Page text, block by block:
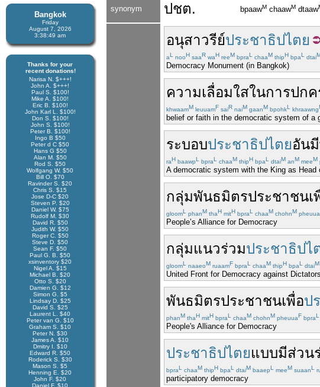
Bangkok
Friday
August 7, 2026
3:38:50 am
Thanks for your
recent donations!
Narisa N. $+++!
John A. $+++!
Paul S. $100!
Mike A. $100!
Eric B. $100!
John Karl L. $100!
Don S. $100!
John S. $100!
Peter B. $100!
Ingo B $50
Peter d C $50
Hans G $50
Alan M. $50
Rod S. $50
Wolfgang W. $50
Bill O. $70
Ravinder S. $20
Chris S. $15
Jose D-C $20
Steven P. $20
Daniel W. $75
Rudolf M. $30
David R. $50
Judith W. $50
Roger C. $50
Steve D. $50
Sean F. $50
Paul G. B. $50
xsinventory $20
Nigel A. $15
Michael B. $20
Otto S. $20
Damien G. $12
Simon G. $5
Lindsay D. $25
David S. $25
Laurent L. $40
Peter van G. $10
Graham S. $10
Peter N. $30
James A. $10
Dmitry I. $10
Edward R. $50
Roderick S. $30
Mason S. $5
Henning E. $20
John F. $20
Daniel F. $10
synonym ปชต. bpaawM chaawM dtaaw
อนุสาวรีย์ประชาธิปไตย
aL nooH saaR waH reeM bpraL chaaM thipH bpaL dtai
Democracy Monument (in Bangkok)
ความเลื่อมใสในการปกค
khwaamM leuuamF saiR naiM gaanM bpohkL khraawng
belief or faith in the democratic system of a
ระบอบประชาธิปไตยอันมี
raH baawpL bpraL chaaM thipH bpaL dtaiM anM meeM
A democratic system with the King as Head
กลุ่มพันธมิตรประชาชนเ
gloomL phanM thaH mitH bpraL chaaM chohnM pheuua
People’s Alliance for Democracy
กลุ่มแนวร่วมประชาธิปไ
gloomL naaeoM ruaamF bpraL chaaM thipH bpaL dtaiM
United Front for Democracy against
พันธมิตรประชาชนเพื่อป
phanM thaH mitH bpraL chaaM chohnM pheuuaF bpraL
People's Alliance for Democracy
ประชาธิปไตยแบบมีส่วน
bpraL chaaM thipH bpaL dtaiM baaepL meeM suaanL
participatory democracy